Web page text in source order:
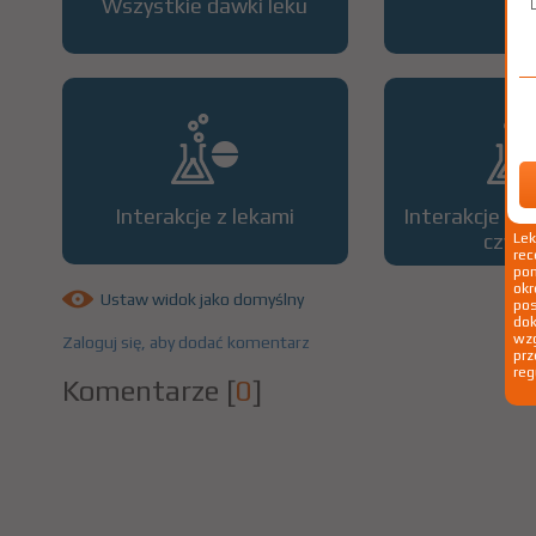
Wszystkie dawki leku
Interakcje z lekami
Interakcje z
Ustaw widok jako domyślny
Zaloguj się, aby dodać komentarz
Komentarze [0]